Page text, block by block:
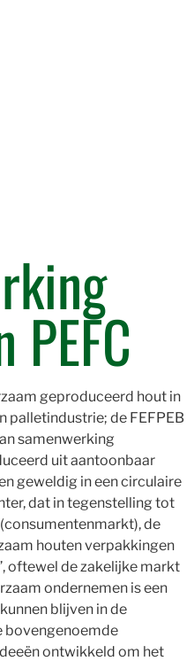
PEFC
geproduceerd hout in
palletindustrie; de FEFPEB
samenwerking
uit aantoonbaar
geweldig in een circulaire
dat in tegenstelling tot
de
houten verpakkingen
oftewel de zakelijke markt
ondernemen is een
blijven in de
bovengenoemde
ontwikkeld om het